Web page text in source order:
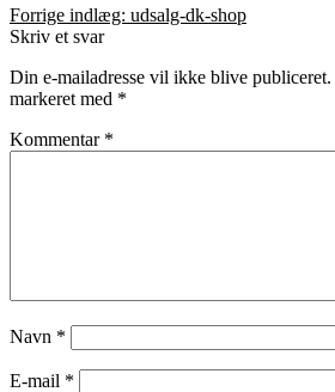
Forrige indlæg: udsalg-dk-shop
Skriv et svar
Din e-mailadresse vil ikke blive publiceret.
markeret med *
Kommentar *
Navn *
E-mail *